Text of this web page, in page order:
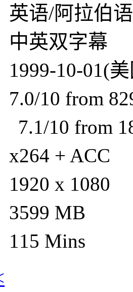
/阿拉伯语
双字幕
10-01(
10 from
10 from
+ ACC
x 1080
MB
Mins